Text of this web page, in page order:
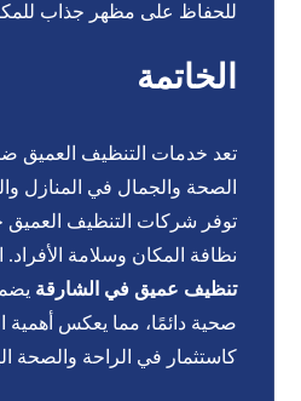
للحفاظ على مظهر جذاب
الخاتمة
تعد خدمات التنظيف العميق
الصحة والجمال في المنازل
توفر شركات التنظيف العميق
نظافة المكان وسلامة الأفراد.
تنظيف عميق في الشارقة
صحية دائمًا، مما يعكس أهمية
كاستثمار في الراحة والصحة